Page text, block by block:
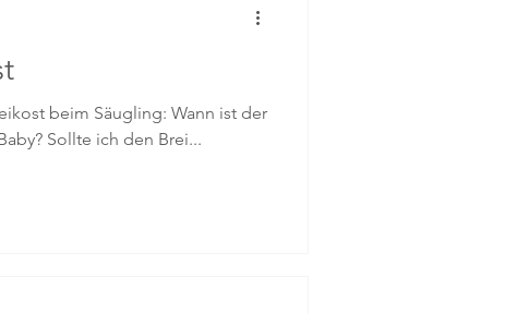
beim Säugling: Wann ist der
Sollte ich den Brei...